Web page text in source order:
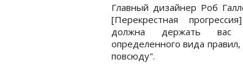
Главный дизайнер Роб
[Перекрестная
должна держать вас
определенного вида
повсюду".